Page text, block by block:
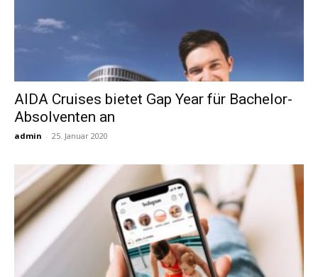
AIDA Cruises bietet Gap Year für Bachelor-
Absolventen an
admin - 25. Januar 2020